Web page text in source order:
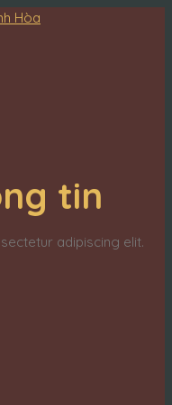
tin
adipiscing elit.